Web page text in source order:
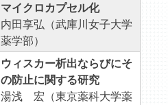
マイクロカプセル化
内田享弘（武庫川女子大学
薬学部）
ウィスカー析出ならびにそ
の防止に関する研究
湯浅 宏（東京薬科大学薬